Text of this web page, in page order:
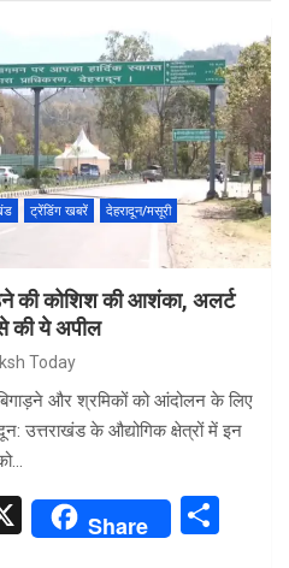
e
ट्रेंडिंग खबरें
देहरादून/मसूरी
की कोशिश की आशंका, अलर्ट
की ये अपील
Today
और श्रमिकों को आंदोलन के लिए
उत्तराखंड के औद्योगिक क्षेत्रों में इन
X Share